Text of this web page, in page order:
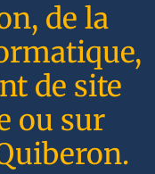
de la
de site
ou sur